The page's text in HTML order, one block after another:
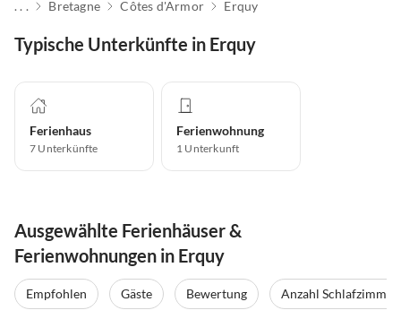
. . . Bretagne Côtes d'Armor Erquy
Typische Unterkünfte in Erquy
Ferienhaus
7 Unterkünfte
Ferienwohnung
1 Unterkunft
Ausgewählte Ferienhäuser &
Ferienwohnungen in Erquy
Empfohlen Gäste Bewertung Anzahl Schlafzimmer